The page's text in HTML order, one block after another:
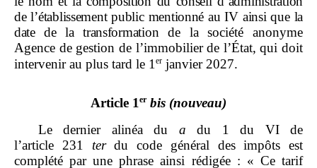
de l’établissement public mentionné au IV ainsi que la
date de la transformation de la société anonyme
Agence de gestion de l’immobilier de l’État, qui doit
intervenir au plus tard le 1 er janvier 2027.
Article 1er bis (nouveau)
Le dernier alinéa du a du 1 du VI de
l’article 231 terdu code général des impôts est
complété par une phrase ainsi rédigée : « Ce tarif